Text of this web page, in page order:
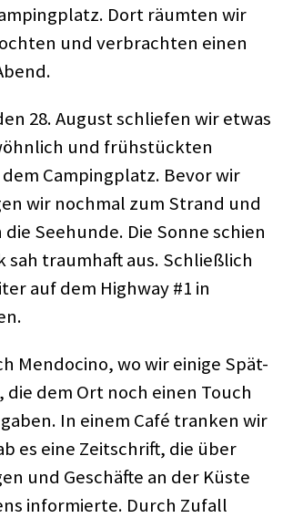
Dort räumten wir
und verbrachten einen
28. August schliefen wir etwas
und frühstückten
Campingplatz. Bevor wir
wir nochmal zum Strand und
Seehunde. Die Sonne schien
sah traumhaft aus. Schließlich
auf dem Highway #1 in
Mendocino, wo wir einige Spät-
die dem Ort noch einen Touch
In einem Café tranken wir
es eine Zeitschrift, die über
und Geschäfte an der Küste
informierte. Durch Zufall